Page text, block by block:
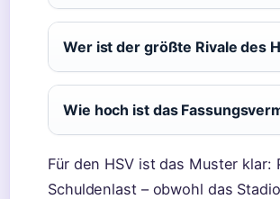
Wer ist der größte Rivale des
Wie hoch ist das
Für den HSV ist das Muster
Schuldenlast – obwohl das